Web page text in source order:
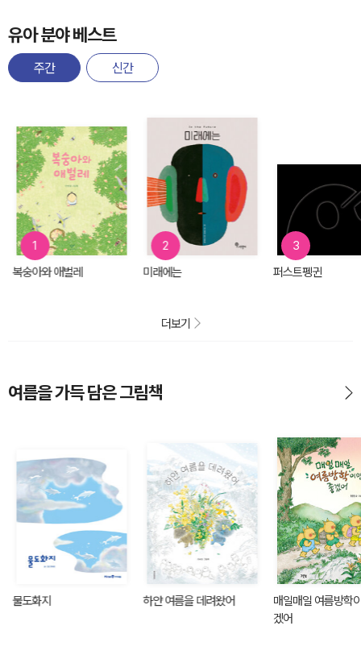
유아 분야 베스트
주간 신간
1
복숭아와 애벌레
2
미래에는
3
퍼스트펭귄
더보기
여름을 가득 담은 그림책
물도화지 하얀 여름을 데려왔어
매일매일 여름방학
겠어